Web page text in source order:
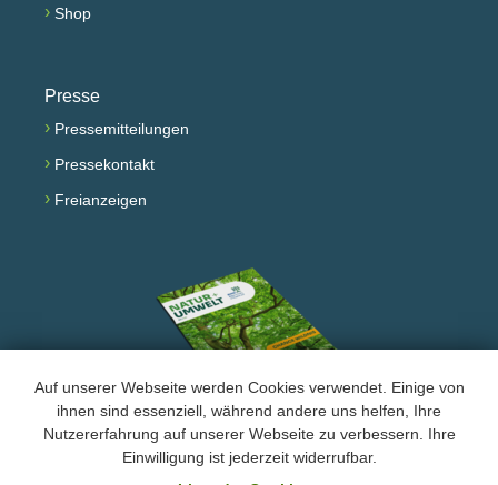
Auf unserer Webseite werden Cookies verwendet. Einige von
ihnen sind essenziell, während andere uns helfen, Ihre
Nutzererfahrung auf unserer Webseite zu verbessern. Ihre
Einwilligung ist jederzeit widerrufbar.
› Shop
Presse
› Pressemitteilungen
› Pressekontakt
› Freianzeigen
FacebookInstagramYouTube